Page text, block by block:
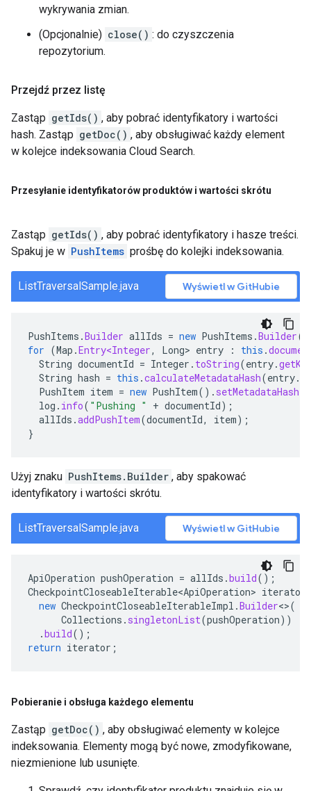
wykrywania zmian.
(Opcjonalnie) close() : do czyszczenia
repozytorium.
Przejdź przez listę
Zastąp getIds() , aby pobrać identyfikatory i wartości
hash. Zastąp getDoc() , aby obsługiwać każdy element
w kolejce indeksowania Cloud Search.
Przesyłanie identyfikatorów produktów i wartości skrótu
Zastąp getIds() , aby pobrać identyfikatory i hasze treści.
Spakuj je w PushItems prośbę do kolejki indeksowania.
ListTraversalSample.java Wyświetl w GitHubie
PushItems .Builder allIds = new PushItems .Builder
for (Map .Entry<Integer, Long> entry : this .
String documentId = Integer . toString(entry.
String hash = this .calculateMetadataHash(entry.
PushItem item = new PushItem(). setMetadataHash
log . info( "Pushing " + documentId);
allIds .addPushItem(documentId, item);
}
Użyj znaku PushItems.Builder , aby spakować
identyfikatory i wartości skrótu.
ListTraversalSample.java Wyświetl w GitHubie
ApiOperation pushOperation = allIds .build();
CheckpointCloseableIterable<ApiOperation> iterator
new CheckpointCloseableIterableImpl .Builder<>(
Collections . singletonList(pushOperation))
.build();
return iterator ;
Pobieranie i obsługa każdego elementu
Zastąp getDoc() , aby obsługiwać elementy w kolejce
indeksowania. Elementy mogą być nowe, zmodyfikowane,
niezmienione lub usunięte.